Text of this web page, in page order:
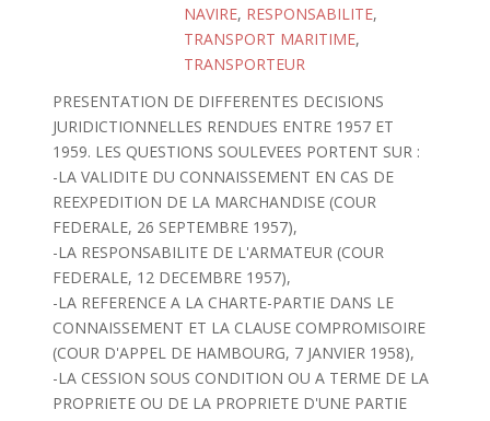
NAVIRE, RESPONSABILITE,
TRANSPORT MARITIME,
TRANSPORTEUR
PRESENTATION DE DIFFERENTES DECISIONS
JURIDICTIONNELLES RENDUES ENTRE 1957 ET
1959. LES QUESTIONS SOULEVEES PORTENT SUR :
-LA VALIDITE DU CONNAISSEMENT EN CAS DE
REEXPEDITION DE LA MARCHANDISE (COUR
FEDERALE, 26 SEPTEMBRE 1957),
-LA RESPONSABILITE DE L'ARMATEUR (COUR
FEDERALE, 12 DECEMBRE 1957),
-LA REFERENCE A LA CHARTE-PARTIE DANS LE
CONNAISSEMENT ET LA CLAUSE COMPROMISOIRE
(COUR D'APPEL DE HAMBOURG, 7 JANVIER 1958),
-LA CESSION SOUS CONDITION OU A TERME DE LA
PROPRIETE OU DE LA PROPRIETE D'UNE PARTIE